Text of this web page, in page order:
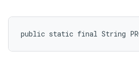
public static final String